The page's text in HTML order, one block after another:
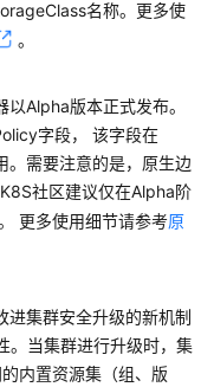
名称。更多使
。
Alpha版本正式发布。
字段， 该字段在
需要注意的是，原生边
社区建议仅在Alpha阶
更多使用细节请参考原
集群安全升级的新机制
。当集群进行升级时，集
内置资源集（组、版